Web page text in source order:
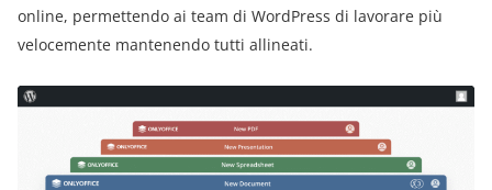
online, permettendo ai team di WordPress di lavorare più
velocemente mantenendo tutti allineati.